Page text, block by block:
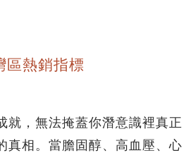
區熱銷指標
就，無法掩蓋你潛意識裡真正
真相。當膽固醇、高血壓、心